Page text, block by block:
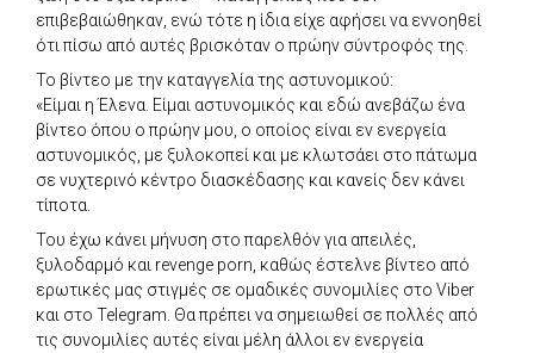
επιβεβαιώθηκαν, ενώ τότε η ίδια είχε αφήσει να εννοηθεί
ότι πίσω από αυτές βρισκόταν ο πρώην σύντροφός της.
Το βίντεο με την καταγγελία της αστυνομικού:
«Είμαι η Έλενα. Είμαι αστυνομικός και εδώ ανεβάζω ένα
βίντεο όπου ο πρώην μου, ο οποίος είναι εν ενεργεία
αστυνομικός, με ξυλοκοπεί και με κλωτσάει στο πάτωμα
σε νυχτερινό κέντρο διασκέδασης και κανείς δεν κάνει
τίποτα.
Του έχω κάνει μήνυση στο παρελθόν για απειλές,
ξυλοδαρμό και revenge porn, καθώς έστελνε βίντεο από
ερωτικές μας στιγμές σε ομαδικές συνομιλίες στο Viber
και στο Telegram. Θα πρέπει να σημειωθεί σε πολλές από
τις συνομιλίες αυτές είναι μέλη άλλοι εν ενεργεία